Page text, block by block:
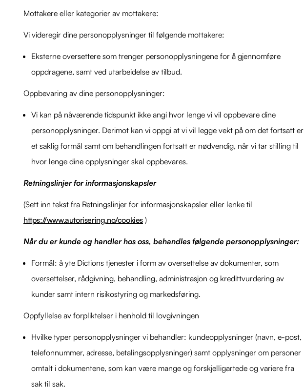
Mottakere eller kategorier av mottakere:
Vi videregir dine personopplysninger til følgende mottakere:
Eksterne oversettere som trenger personopplysningene for å gjennomføre
oppdragene, samt ved utarbeidelse av tilbud.
Oppbevaring av dine personopplysninger:
Vi kan på nåværende tidspunkt ikke angi hvor lenge vi vil oppbevare dine
personopplysninger. Derimot kan vi oppgi at vi vil legge vekt på om det fortsatt er
et saklig formål samt om behandlingen fortsatt er nødvendig, når vi tar stilling til
hvor lenge dine opplysninger skal oppbevares.
Retningslinjer for informasjonskapsler
(Sett inn tekst fra Retningslinjer for informasjonskapsler eller lenke til
https://www.autorisering.no/cookies )
Når du er kunde og handler hos oss, behandles følgende personopplysninger:
Formål: å yte Dictions tjenester i form av oversettelse av dokumenter, som
oversettelser, rådgivning, behandling, administrasjon og kredittvurdering av
kunder samt intern risikostyring og markedsføring.
Oppfyllelse av forpliktelser i henhold til lovgivningen
Hvilke typer personopplysninger vi behandler: kundeopplysninger (navn, e-post,
telefonnummer, adresse, betalingsopplysninger) samt opplysninger om personer
omtalt i dokumentene, som kan være mange og forskjelligartede og variere fra
sak til sak.